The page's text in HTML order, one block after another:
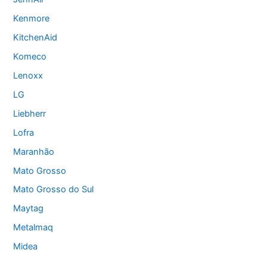
Kenmore
KitchenAid
Komeco
Lenoxx
LG
Liebherr
Lofra
Maranhão
Mato Grosso
Mato Grosso do Sul
Maytag
Metalmaq
Midea